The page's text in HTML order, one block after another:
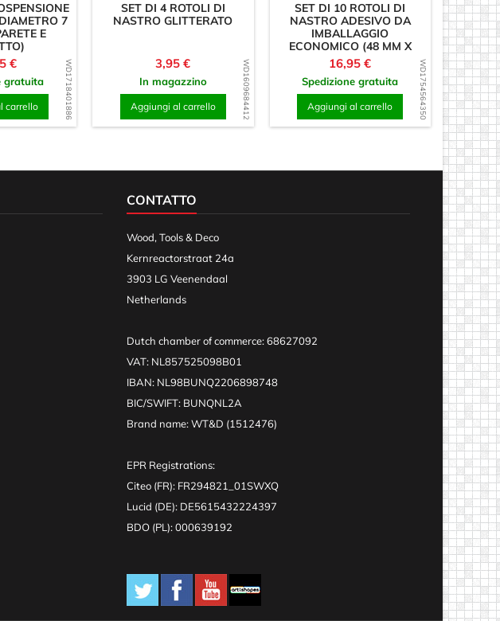
WD1718401886
7
E
€
gratuita
carrello WD1609684412
SET DI 4 ROTOLI DI
NASTRO GLITTERATO
Prezzo
3,95 €
In magazzino
Aggiungi al carrello WD1754564350
SET DI 10 ROTOLI DI
NASTRO ADESIVO DA
IMBALLAGGIO
ECONOMICO (48 MM X
50...
Prezzo
16,95 €
Spedizione gratuita
Aggiungi al carrello
CONTATTO
Wood, Tools & Deco
Kernreactorstraat 24a
3903 LG Veenendaal
Netherlands
Dutch chamber of commerce: 68627092
VAT: NL857525098B01
IBAN: NL98BUNQ2206898748
BIC/SWIFT: BUNQNL2A
Brand name: WT&D (1512476)
EPR Registrations:
Citeo (FR): FR294821_01SWXQ
Lucid (DE): DE5615432224397
BDO (PL): 000639192